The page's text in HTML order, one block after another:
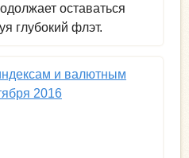
оставаться
глубокий флэт.
и валютным
2016